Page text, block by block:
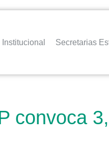
Institucional Secretarias
convoca